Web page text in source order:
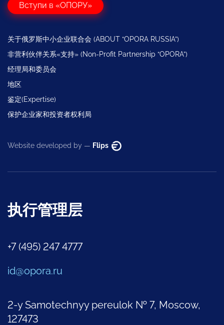
Вступи в «ОПОРУ»
关于俄罗斯中小企业联合会 (ABOUT “OPORA RUSSIA”)
非营利伙伴关系«支持» (Non-Profit Partnership “OPORA”)
经理局和委员会
地区
鉴定(Expertise)
保护企业家和投资者权利局
Website developed by — Flips
执行管理层
+7 (495) 247 4777
id@opora.ru
2-y Samotechnyy pereulok № 7, Moscow,
127473